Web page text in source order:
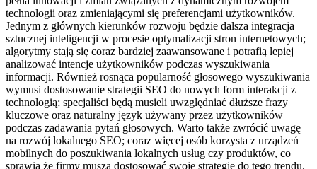
technologii oraz zmieniającymi się preferencjami użytkowników.
Jednym z głównych kierunków rozwoju będzie dalsza integracja
sztucznej inteligencji w procesie optymalizacji stron internetowych;
algorytmy stają się coraz bardziej zaawansowane i potrafią lepiej
analizować intencje użytkowników podczas wyszukiwania
informacji. Również rosnąca popularność głosowego wyszukiwania
wymusi dostosowanie strategii SEO do nowych form interakcji z
technologią; specjaliści będą musieli uwzględniać dłuższe frazy
kluczowe oraz naturalny język używany przez użytkowników
podczas zadawania pytań głosowych. Warto także zwrócić uwagę
na rozwój lokalnego SEO; coraz więcej osób korzysta z urządzeń
mobilnych do poszukiwania lokalnych usług czy produktów, co
sprawia że firmy muszą dostosować swoje strategie do tego trendu.